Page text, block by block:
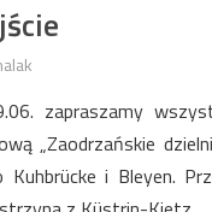
zapraszamy
„Zaodrzańskie
i Bleyen.